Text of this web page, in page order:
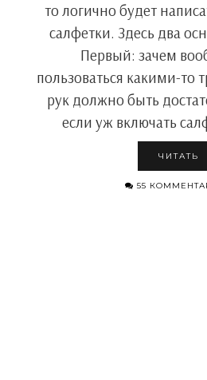
то логично будет
салфетки. Здесь два
Первый: зачем
пользоваться какими-то
рук должно быть
если уж включать
ЧИТАТЬ
55